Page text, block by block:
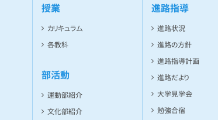
授業
カリキュラム
各教科
部活動
運動部紹介
文化部紹介
進路指導
進路状況
進路の方針
進路指導計画
進路だより
大学見学会
勉強合宿